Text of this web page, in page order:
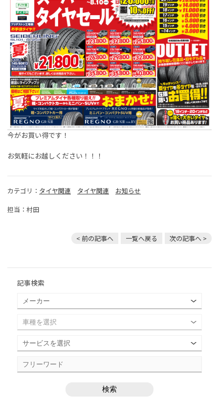
今がお買い得です！
お気軽にお越しください！！！
カテゴリ： タイヤ関連 タイヤ関連
お知らせ
担当：村田
< 前の記事へ 一覧へ戻る 次の記事へ >
記事検索